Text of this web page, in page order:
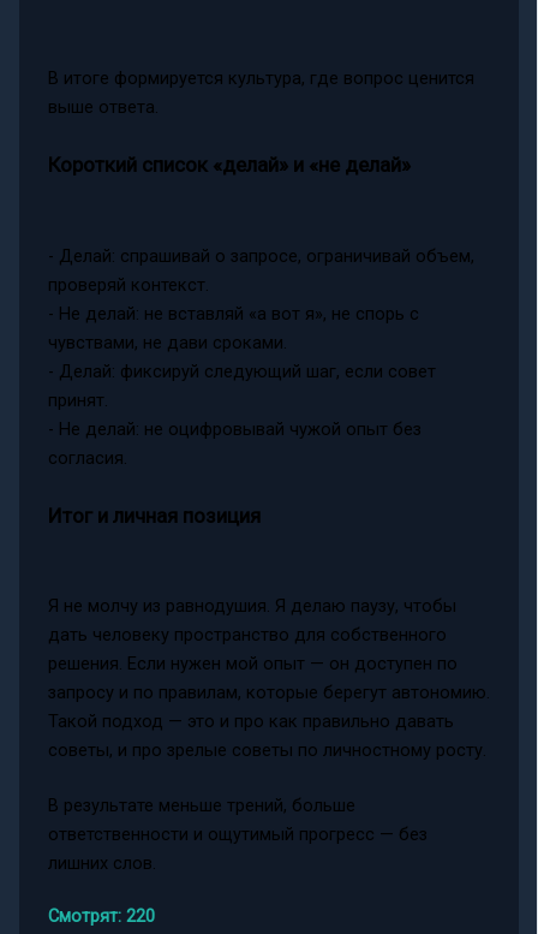
В итоге формируется культура, где вопрос ценится
выше ответа.
Короткий список «делай» и «не делай»
- Делай: спрашивай о запросе, ограничивай объем,
проверяй контекст.
- Не делай: не вставляй «а вот я», не спорь с
чувствами, не дави сроками.
- Делай: фиксируй следующий шаг, если совет
принят.
- Не делай: не оцифровывай чужой опыт без
согласия.
Итог и личная позиция
Я не молчу из равнодушия. Я делаю паузу, чтобы
дать человеку пространство для собственного
решения. Если нужен мой опыт — он доступен по
запросу и по правилам, которые берегут автономию.
Такой подход — это и про как правильно давать
советы, и про зрелые советы по личностному росту.
В результате меньше трений, больше
ответственности и ощутимый прогресс — без
лишних слов.
Смотрят: 220